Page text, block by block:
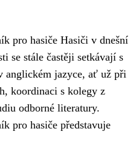
pro hasiče Hasiči v dnešní
se stále častěji setkávají s
anglickém jazyce, ať už při
koordinaci s kolegy z
odborné literatury.
pro hasiče představuje